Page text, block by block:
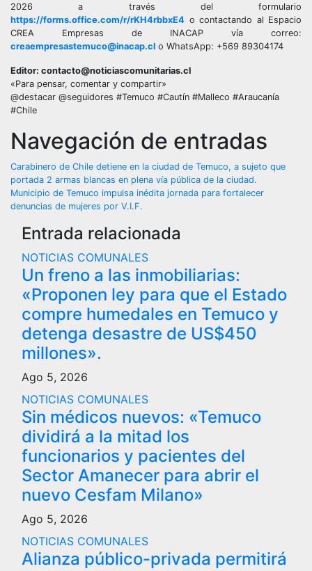
2026 a través del formulario
https://forms.office.com/r/rKH4rbbxE4 o contactando al Espacio
CREA Empresas de INACAP vía correo:
creaempresastemuco@inacap.cl o WhatsApp: +569 89304174
Editor: contacto@noticiascomunitarias.cl
«Para pensar, comentar y compartir»
@destacar @seguidores #Temuco #Cautín #Malleco #Araucanía
#Chile
Navegación de entradas
Carabinero de Chile detiene en la ciudad de Temuco, a sujeto que
portada 2 armas blancas en plena vía pública de la ciudad.
Municipio de Temuco impulsa inédita jornada para fortalecer
denuncias de mujeres por V.I.F.
Entrada relacionada
NOTICIAS COMUNALES
Un freno a las inmobiliarias:
«Proponen ley para que el Estado
compre humedales en Temuco y
detenga desastre de US$450
millones».
Ago 5, 2026
NOTICIAS COMUNALES
Sin médicos nuevos: «Temuco
dividirá a la mitad los
funcionarios y pacientes del
Sector Amanecer para abrir el
nuevo Cesfam Milano»
Ago 5, 2026
NOTICIAS COMUNALES
Alianza público-privada permitirá